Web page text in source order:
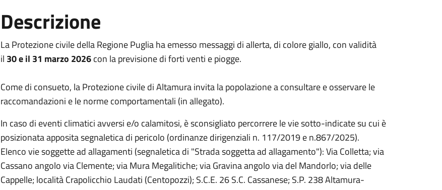
Descrizione
La Protezione civile della Regione Puglia ha emesso messaggi di allerta, di colore giallo, con validità
il 30 e il 31 marzo 2026con la previsione di forti venti e piogge.
Come di consueto, la Protezione civile di Altamura invita la popolazione a consultare e osservare le
raccomandazioni e le norme comportamentali (in allegato).
In caso di eventi climatici avversi e/o calamitosi, è sconsigliato percorrere le vie sotto-indicate su cui è
posizionata apposita segnaletica di pericolo (ordinanze dirigenziali n. 117/2019 e n.867/2025).
Elenco vie soggette ad allagamenti (segnaletica di "Strada soggetta ad allagamento"): Via Colletta; via
Cassano angolo via Clemente; via Mura Megalitiche; via Gravina angolo via del Mandorlo; via delle
Cappelle; località Crapolicchio Laudati (Centopozzi); S.C.E. 26 S.C. Cassanese; S.P. 238 Altamura-